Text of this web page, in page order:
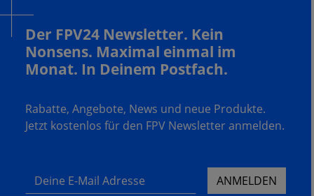
Der FPV24 Newsletter. Kein
Nonsens. Maximal einmal im
Monat. In Deinem Postfach.
Rabatte, Angebote, News und neue Produkte.
Jetzt kostenlos für den FPV Newsletter anmelden.
Deine E-Mail Adresse ANMELDEN